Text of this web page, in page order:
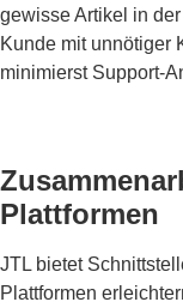
gewisse Artikel in
Kunde mit unnötiger
minimierst Support-
Plattformen
JTL bietet
Plattformen